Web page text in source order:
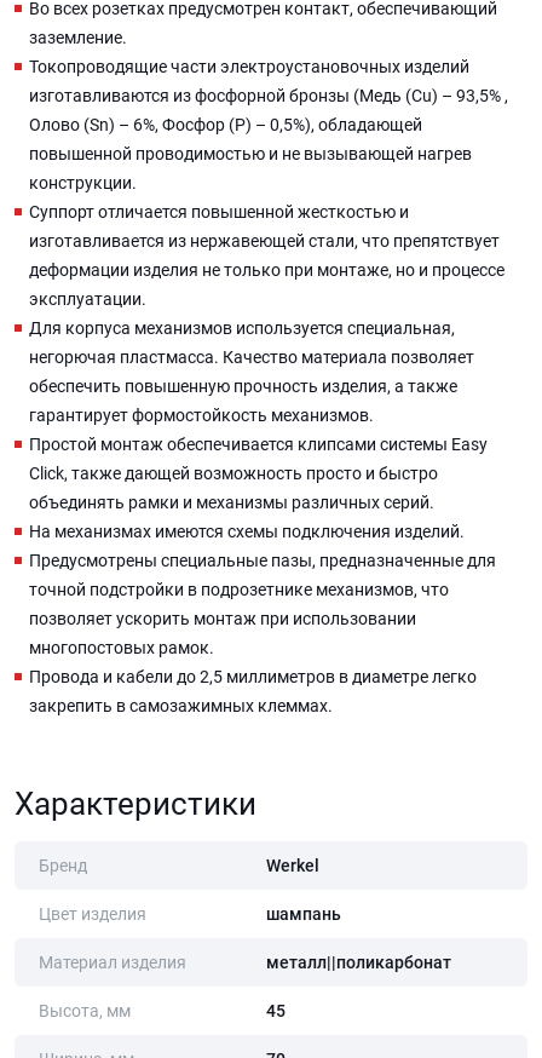
Во всех розетках предусмотрен контакт, обеспечивающий
заземление.
Токопроводящие части электроустановочных изделий
изготавливаются из фосфорной бронзы (Медь (Cu) – 93,5% ,
Олово (Sn) – 6%, Фосфор (P) – 0,5%), обладающей
повышенной проводимостью и не вызывающей нагрев
конструкции.
Суппорт отличается повышенной жесткостью и
изготавливается из нержавеющей стали, что препятствует
деформации изделия не только при монтаже, но и процессе
эксплуатации.
Для корпуса механизмов используется специальная,
негорючая пластмасса. Качество материала позволяет
обеспечить повышенную прочность изделия, а также
гарантирует формостойкость механизмов.
Простой монтаж обеспечивается клипсами системы Easy
Click, также дающей возможность просто и быстро
объединять рамки и механизмы различных серий.
На механизмах имеются схемы подключения изделий.
Предусмотрены специальные пазы, предназначенные для
точной подстройки в подрозетнике механизмов, что
позволяет ускорить монтаж при использовании
многопостовых рамок.
Провода и кабели до 2,5 миллиметров в диаметре легко
закрепить в самозажимных клеммах.
Характеристики
Бренд Werkel
Цвет изделия шампань
Материал изделия металл||поликарбонат
Высота, мм 45